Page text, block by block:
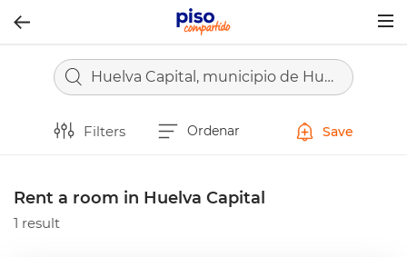
Huelva Capital, municipio de Huelva
Filters Ordenar Save
Rent a room in Huelva Capital
1 result